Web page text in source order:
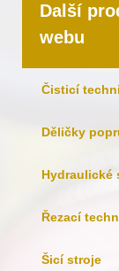
Další
webu
Čisticí
Děličky
Hydraulické
Řezací
Šicí stroje